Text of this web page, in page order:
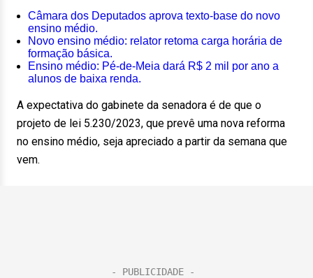
Câmara dos Deputados aprova texto-base do novo
ensino médio.
Novo ensino médio: relator retoma carga horária de
formação básica.
Ensino médio: Pé-de-Meia dará R$ 2 mil por ano a
alunos de baixa renda.
A expectativa do gabinete da senadora é de que o
projeto de lei 5.230/2023, que prevê uma nova reforma
no ensino médio, seja apreciado a partir da semana que
vem.